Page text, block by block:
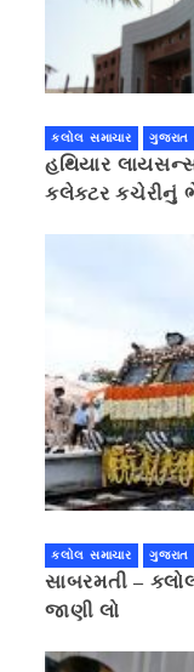
કલોલ સમાચાર ગુજરાત
હથિયાર
કલેક્ટર કચેરીનું
કલોલ સમાચાર ગુજરાત
સાબરમતી –
જાણી લો